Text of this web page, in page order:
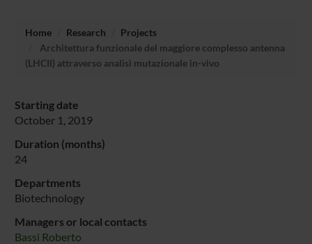
Home Research
Projects
Architettura funzionale del maggiore complesso antenna
(LHCII) attraverso analisi mutazionale in-vivo
Starting date
October 1, 2019
Duration (months)
24
Departments
Biotechnology
Managers or local contacts
Bassi Roberto